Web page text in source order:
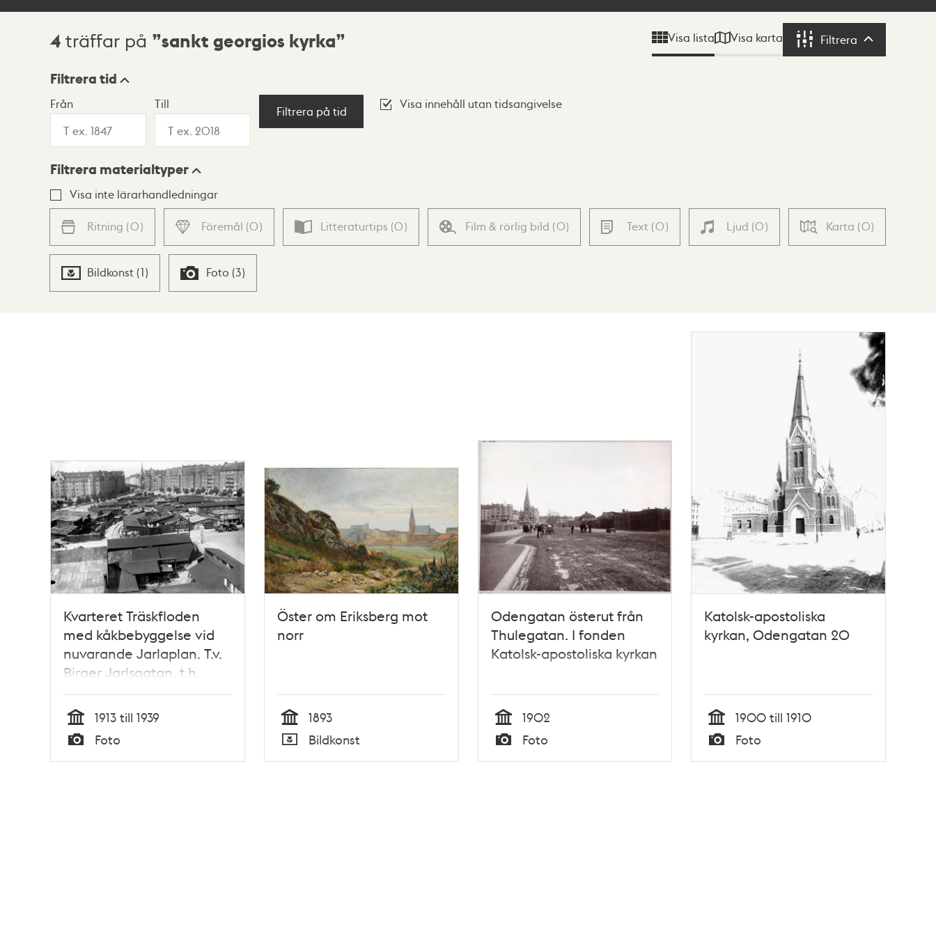
Sökresultat
4 träffar på sankt georgios kyrka Visa lista Visa karta Filtrera Filtrera
Visningsläge
Lista Karta
Filtrera tid
Från Till
Filtrera på tid
Visa innehåll utan tidsangivelse
Filtrera materialtyper
Visa inte lärarhandledningar
Ritning (0) Föremål (0) Litteraturtips (0) Film & rörlig bild (0) Text (0) Ljud (0) Karta (0)
Bildkonst (1) Foto (3)
Kvarteret Träskfloden
med kåkbebyggelse vid
nuvarande Jarlaplan. T.v.
Birger Jarlsgatan, t.h.
Karlavägen. I fonden
Katolsk- Apostoliska
kyrkan (nuvarande
Grekisk-ortodoxa kyrkan
Sankt Georgios)
Tid
1913 till 1939
Typ
Foto
Öster om Eriksberg mot
norr
Tid
1893
Typ
Bildkonst
Odengatan österut från
Thulegatan. I fonden
Katolsk-apostoliska kyrkan
Tid
1902
Typ
Foto
Katolsk-apostoliska
kyrkan, Odengatan 20
Tid
1900 till 1910
Typ
Foto